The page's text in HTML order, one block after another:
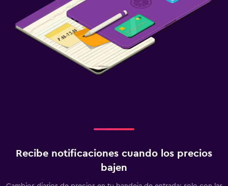
Recibe notificaciones cuando los precios
bajen